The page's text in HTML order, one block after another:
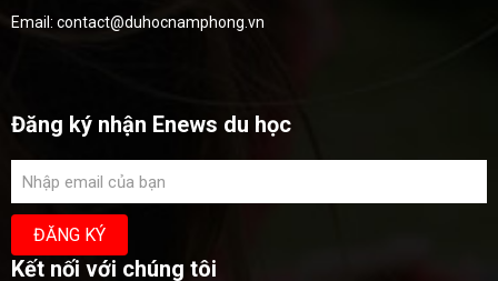
Email: contact@duhocnamphong.vn
Đăng ký nhận Enews du học
Kết nối với chúng tôi